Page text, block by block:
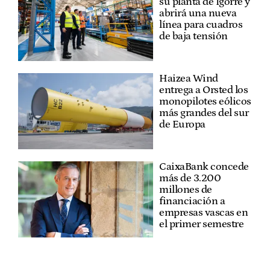
abrirá una nueva
línea para cuadros
de baja tensión
Haizea Wind
entrega a Orsted los
monopilotes eólicos
más grandes del sur
de Europa
CaixaBank concede
más de 3.200
millones de
financiación a
empresas vascas en
el primer semestre